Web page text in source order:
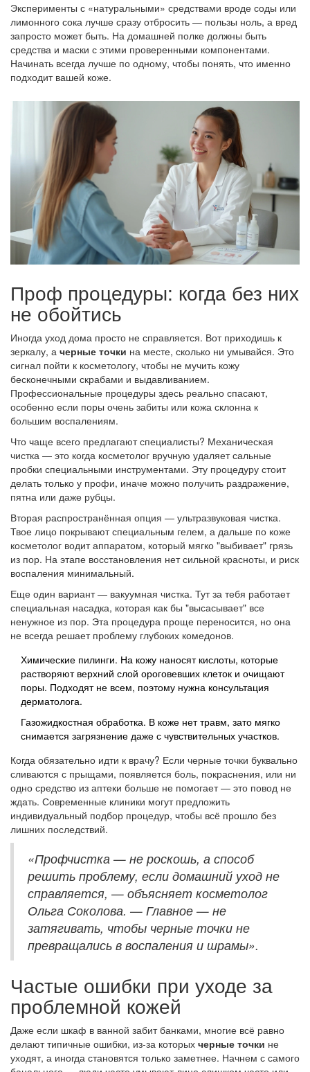
Эксперименты с «натуральными» средствами вроде соды или
лимонного сока лучше сразу отбросить — пользы ноль, а вред
запросто может быть. На домашней полке должны быть
средства и маски с этими проверенными компонентами.
Начинать всегда лучше по одному, чтобы понять, что именно
подходит вашей коже.
Проф процедуры: когда без них
не обойтись
Иногда уход дома просто не справляется. Вот приходишь к
зеркалу, а черные точки на месте, сколько ни умывайся. Это
сигнал пойти к косметологу, чтобы не мучить кожу
бесконечными скрабами и выдавливанием.
Профессиональные процедуры здесь реально спасают,
особенно если поры очень забиты или кожа склонна к
большим воспалениям.
Что чаще всего предлагают специалисты? Механическая
чистка — это когда косметолог вручную удаляет сальные
пробки специальными инструментами. Эту процедуру стоит
делать только у профи, иначе можно получить раздражение,
пятна или даже рубцы.
Вторая распространённая опция — ультразвуковая чистка.
Твое лицо покрывают специальным гелем, а дальше по коже
косметолог водит аппаратом, который мягко "выбивает" грязь
из пор. На этапе восстановления нет сильной красноты, и риск
воспаления минимальный.
Еще один вариант — вакуумная чистка. Тут за тебя работает
специальная насадка, которая как бы "высасывает" все
ненужное из пор. Эта процедура проще переносится, но она
не всегда решает проблему глубоких комедонов.
Химические пилинги. На кожу наносят кислоты, которые
растворяют верхний слой ороговевших клеток и очищают
поры. Подходят не всем, поэтому нужна консультация
дерматолога.
Газожидкостная обработка. В коже нет травм, зато мягко
снимается загрязнение даже с чувствительных участков.
Когда обязательно идти к врачу? Если черные точки буквально
сливаются с прыщами, появляется боль, покраснения, или ни
одно средство из аптеки больше не помогает — это повод не
ждать. Современные клиники могут предложить
индивидуальный подбор процедур, чтобы всё прошло без
лишних последствий.
«Профчистка — не роскошь, а способ
решить проблему, если домашний уход не
справляется, — объясняет косметолог
Ольга Соколова. — Главное — не
затягивать, чтобы черные точки не
превращались в воспаления и шрамы».
Частые ошибки при уходе за
проблемной кожей
Даже если шкаф в ванной забит банками, многие всё равно
делают типичные ошибки, из-за которых черные точки не
уходят, а иногда становятся только заметнее. Начнем с самого